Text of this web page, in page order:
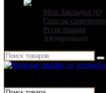
Мои Закладки (0)
Список сравнения
Регистрация
Авторизация